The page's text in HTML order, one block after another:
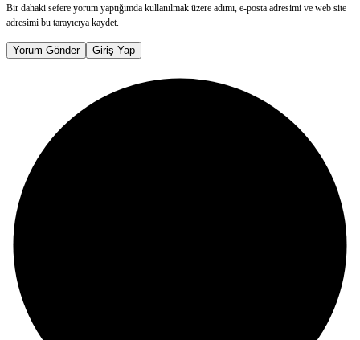
Bir dahaki sefere yorum yaptığımda kullanılmak üzere adımı, e-posta adresimi ve web site
adresimi bu tarayıcıya kaydet.
Yorum Gönder Giriş Yap